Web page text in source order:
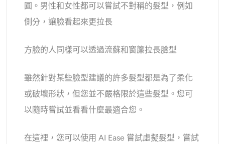
圓。男性和女性都可以嘗試不對稱的髮型，例如
側分，讓臉看起來更拉長
方臉的人同樣可以透過流蘇和窗簾拉長臉型
雖然針對某些臉型建議的許多髮型都是為了柔化
或破壞形狀，但您並不嚴格限於這些髮型。您可
以隨時嘗試並看看什麼最適合您。
在這裡，您可以使用 AI Ease 嘗試虛擬髮型，嘗試